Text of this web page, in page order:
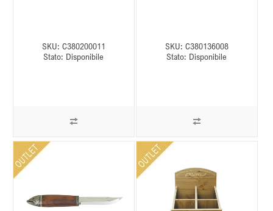
SKU: C380200011
Stato: Disponibile
SKU: C380136008
Stato: Disponibile